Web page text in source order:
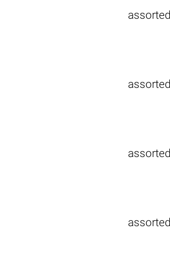
assorted
assorted
assorted
assorted